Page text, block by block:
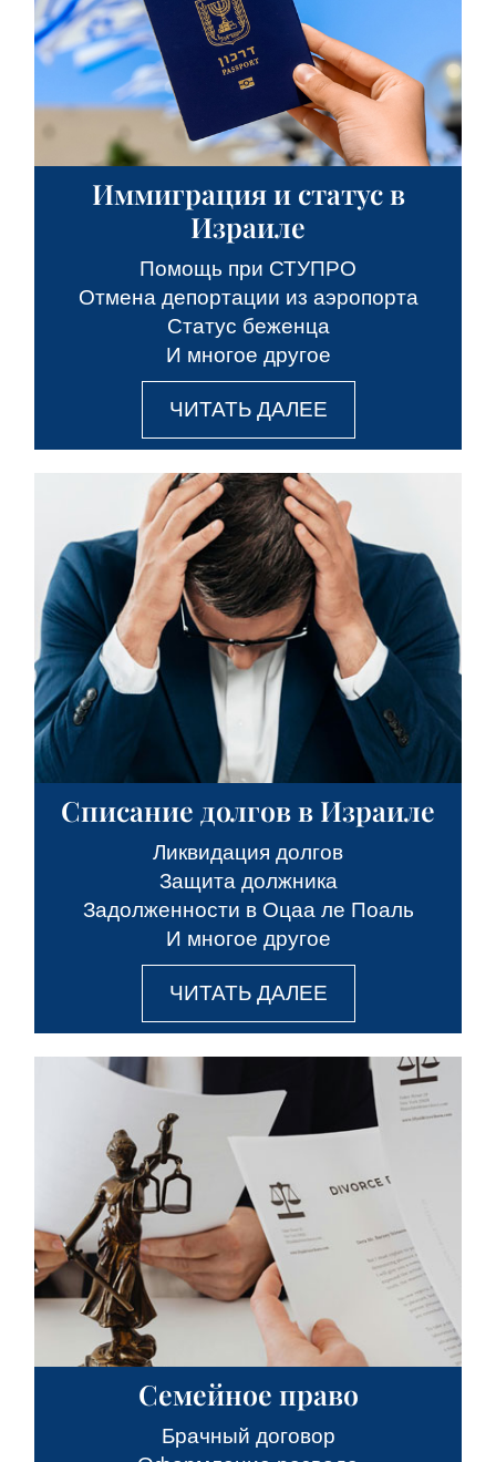
Иммиграция и статус в
Израиле
Помощь при СТУПРО
Отмена депортации из аэропорта
Статус беженца
И многое другое
ЧИТАТЬ ДАЛЕЕ
Списание долгов в Израиле
Ликвидация долгов
Защита должника
Задолженности в Оцаа ле Поаль
И многое другое
ЧИТАТЬ ДАЛЕЕ
Семейное право
Брачный договор